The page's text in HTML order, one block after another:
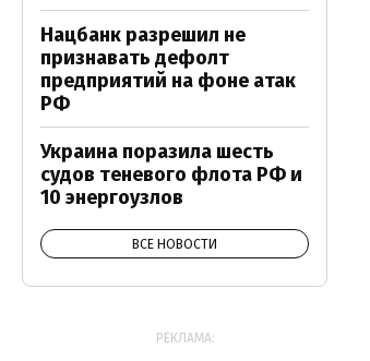
Нацбанк разрешил не
признавать дефолт
предприятий на фоне атак
РФ
Украина поразила шесть
судов теневого флота РФ и
10 энергоузлов
ВСЕ НОВОСТИ
РЕКЛАМА: